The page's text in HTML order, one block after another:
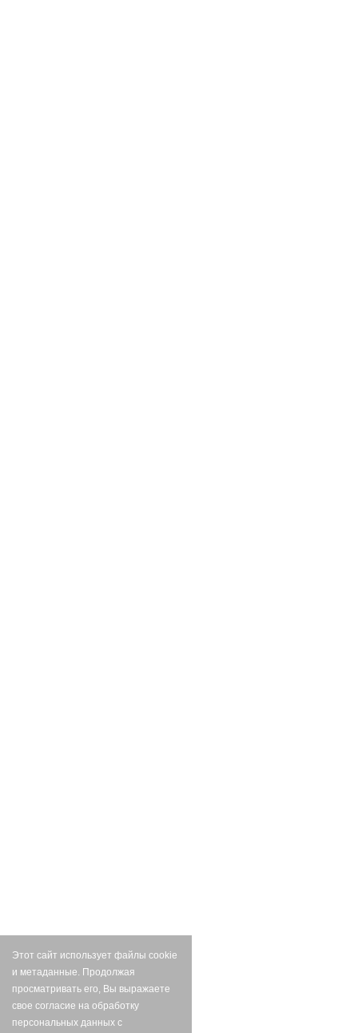
Этот сайт использует файлы cookie
и метаданные. Продолжая
просматривать его, Вы выражаете
свое согласие на обработку
персональных данных с